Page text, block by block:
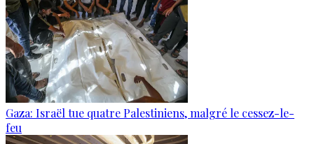
Gaza: Israël tue quatre Palestiniens, malgré le cessez-le-
feu